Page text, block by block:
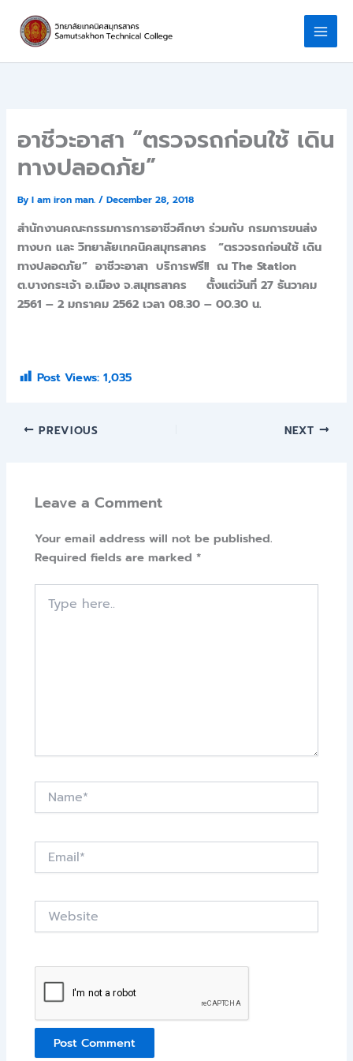
content
อาชีวะอาสา “ตรวจรถก่อนใช้ เดิน
ทางปลอดภัย”
ByI am iron man./December 28, 2018
สำนักงานคณะกรรมการการอาชีวศึกษา ร่วมกับ กรมการขนส่ง
ทางบก และ วิทยาลัยเทคนิคสมุทรสาคร “ตรวจรถก่อนใช้ เดิน
ทางปลอดภัย” อาชีวะอาสา บริการฟรี!! ณ The Station
ต.บางกระเจ้า อ.เมือง จ.สมุทรสาคร ตั้งแต่วันที่ 27 ธันวาคม
2561 – 2 มกราคม 2562 เวลา 08.30 – 00.30 น.
Post Views: 1,035
PREVIOUS NEXT
Leave a Comment
Your email address will not be published.
Required fields are marked*
here..
Email*
Website